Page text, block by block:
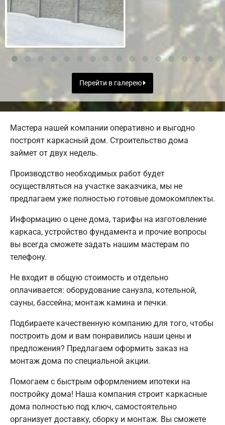
Перейти в галерею
Мастера нашей компании оперативно и выгодно
построят каркасный дом. Строительство дома
займет от двух недель.
Производство необходимых работ будет
осуществляться на участке заказчика, мы не
предлагаем уже полностью готовые домокомплекты.
Информацию о цене дома, тарифы на изготовление
каркаса, устройство фундамента и прочие вопросы
вы всегда сможете задать нашим мастерам по
телефону.
Не входит в общую стоимость и отдельно
оплачивается: оборудование санузла, котельной,
сауны, бассейна; монтаж камина и печки.
Подбираете качественную компанию для того, чтобы
построить дом и вам понравились наши цены и
предложения? Предлагаем оформить заказ на
монтаж дома по специальной акции.
Помогаем с быстрым оформлением ипотеки на
постройку дома! Наша компания строит каркасные
дома полностью под ключ, самостоятельно
организует доставку, сборку и монтаж. Вы сможете